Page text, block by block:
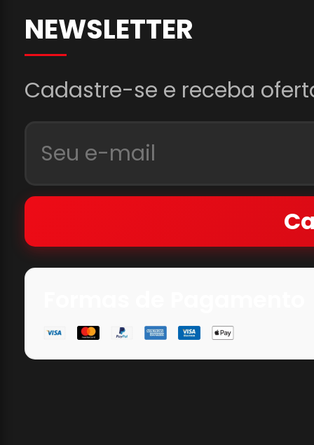
NEWSLETTER
Cadastre-se e receba